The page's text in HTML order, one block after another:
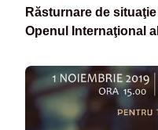
Răsturnare de
Openul Internaţional